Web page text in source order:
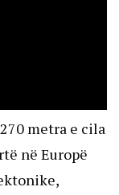
metra e cila
në Europë